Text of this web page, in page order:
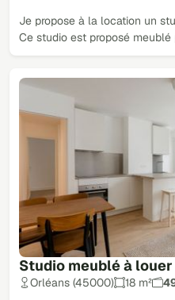
Je propose à la location un
Ce studio est proposé
Studio meublé à louer
Orléans (45000) 18 m²